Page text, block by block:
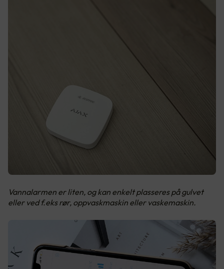
Vannalarmen er liten, og kan enkelt plasseres på gulvet
eller ved f.eks rør, oppvaskmaskin eller vaskemaskin.